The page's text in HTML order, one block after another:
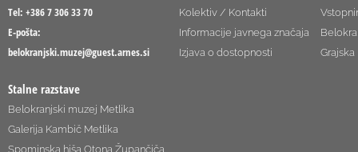
Tel: +386 7 306 33 70
E-pošta:
belokranjski.muzej@guest.arnes.si
Kolektiv / Kontakti
Informacije javnega značaja
Izjava o dostopnosti
Grajska
Stalne razstave
Belokranjski muzej Metlika
Galerija Kambič Metlika
Spominska hiša Otona Župančiča